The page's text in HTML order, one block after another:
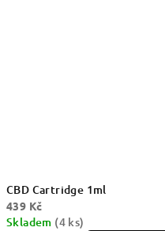
CBD Cartridge 1ml
439 Kč
Skladem (4 ks)